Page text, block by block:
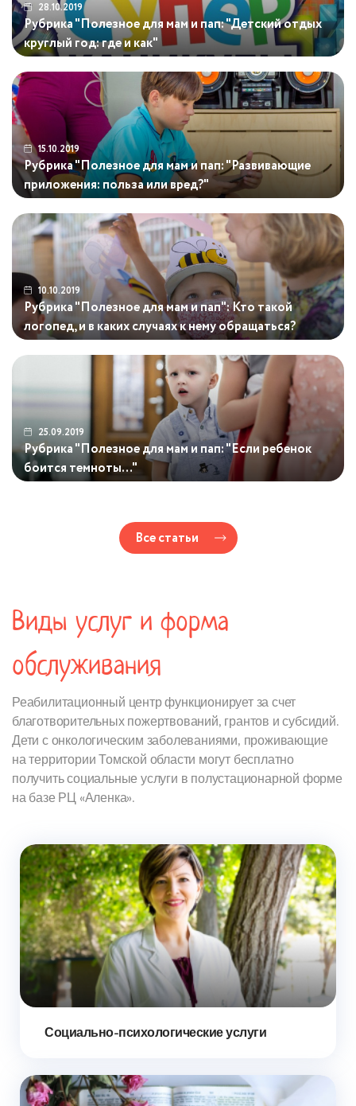
28.10.2019
Рубрика "Полезное для мам и пап: "Детский отдых
круглый год: где и как"
15.10.2019
Рубрика "Полезное для мам и пап: "Развивающие
приложения: польза или вред?"
10.10.2019
Рубрика "Полезное для мам и пап": Кто такой
логопед, и в каких случаях к нему обращаться?
25.09.2019
Рубрика "Полезное для мам и пап: "Если ребенок
боится темноты…"
Все статьи
Виды услуг и форма
обслуживания
Реабилитационный центр функционирует за счет
благотворительных пожертвований, грантов и субсидий.
Дети с онкологическим заболеваниями, проживающие
на территории Томской области могут бесплатно
получить социальные услуги в полустационарной форме
на базе РЦ «Аленка».
Социально-психологические услуги